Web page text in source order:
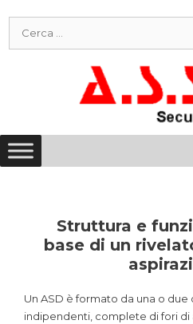
Struttura e
base di un
Un ASD è formato da una o
indipendenti, complete di fori di